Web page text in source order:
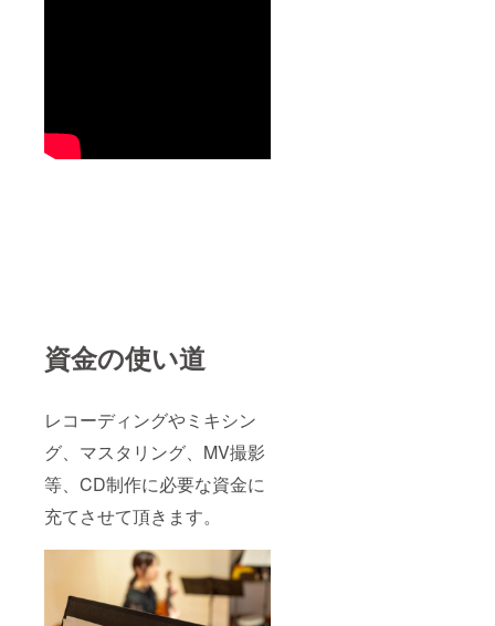
資金の使い道
レコーディングやミキシン
グ、マスタリング、MV撮影
等、CD制作に必要な資金に
充てさせて頂きます。